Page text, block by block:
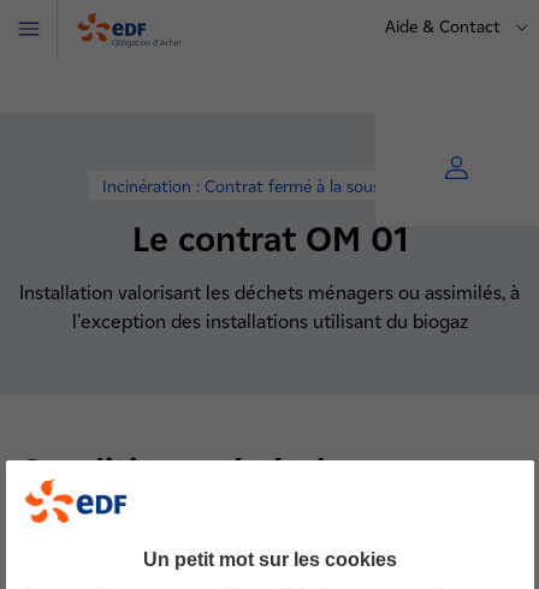
Aide & Contact
Menu
Le contrat OM 01
Incinération : Contrat fermé à la souscription
Installation valorisant les déchets ménagers ou assimilés, à
l'exception des installations utilisant du biogaz
Conditions générales
Un petit mot sur les cookies